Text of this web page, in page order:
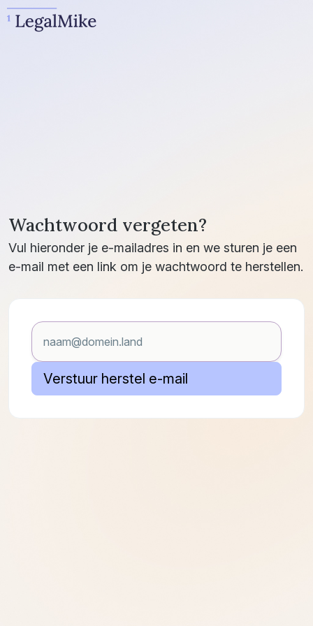
Wachtwoord vergeten?
Vul hieronder je e-mailadres in en we sturen je een
e-mail met een link om je wachtwoord te herstellen.